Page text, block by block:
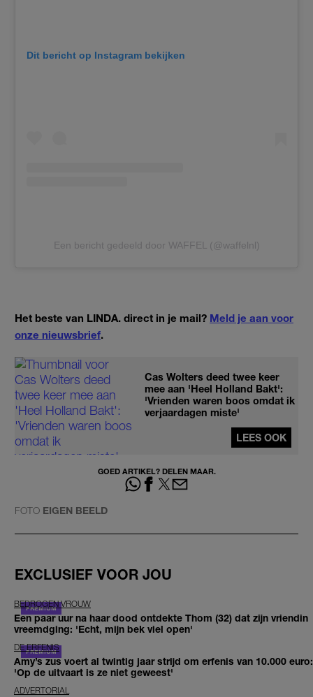
Dit bericht op Instagram bekijken
Een bericht gedeeld door WAFFEL (@waffelnl)
Het beste van LINDA. direct in je mail? Meld je aan voor
onze nieuwsbrief.
Cas Wolters deed twee keer
mee aan 'Heel Holland Bakt':
'Vrienden waren boos omdat ik
verjaardagen miste'
LEES OOK
GOED ARTIKEL? DELEN MAAR.
FOTO EIGEN BEELD
EXCLUSIEF VOOR JOU
BEDROGEN VROUW
Een paar uur na haar dood ontdekte Thom (32) dat zijn vriendin
vreemdging: 'Echt, mijn bek viel open'
DE ERFENIS
Amy’s zus voert al twintig jaar strijd om erfenis van 10.000 euro:
'Op de uitvaart is ze niet geweest'
ADVERTORIAL